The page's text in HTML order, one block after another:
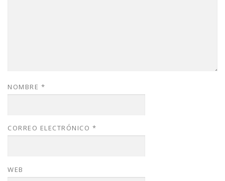
NOMBRE *
CORREO ELECTRÓNICO *
WEB